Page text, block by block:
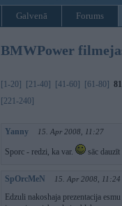
Galvenā Forums
BMWPower
[1-20] [21-40] [41-60] [61-80]
[221-240]
Yanny 15. Apr 2008, 11:27
Sporc - redzi, ka var. sāc
SpOrcMeN 15. Apr 2008, 11:24
Edzuli nakoshaja prezentacija